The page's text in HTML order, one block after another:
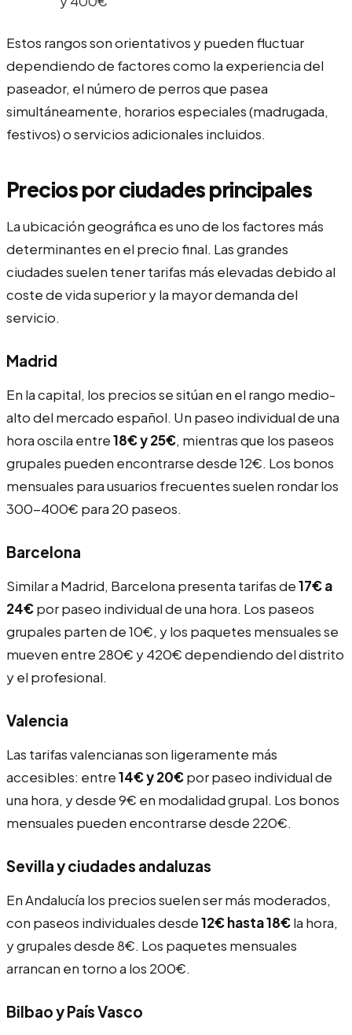
Estos rangos son orientativos y pueden fluctuar
dependiendo de factores como la experiencia del
paseador, el número de perros que pasea
simultáneamente, horarios especiales (madrugada,
festivos) o servicios adicionales incluidos.
Precios por ciudades principales
La ubicación geográfica es uno de los factores más
determinantes en el precio final. Las grandes
ciudades suelen tener tarifas más elevadas debido al
coste de vida superior y la mayor demanda del
servicio.
Madrid
En la capital, los precios se sitúan en el rango medio-
alto del mercado español. Un paseo individual de una
hora oscila entre18€ y 25€, mientras que los paseos
grupales pueden encontrarse desde 12€. Los bonos
mensuales para usuarios frecuentes suelen rondar los
300-400€ para 20 paseos.
Barcelona
Similar a Madrid, Barcelona presenta tarifas de17€ a
24€por paseo individual de una hora. Los paseos
grupales parten de 10€, y los paquetes mensuales se
mueven entre 280€ y 420€ dependiendo del distrito
y el profesional.
Valencia
Las tarifas valencianas son ligeramente más
accesibles: entre14€ y 20€por paseo individual de
una hora, y desde 9€ en modalidad grupal. Los bonos
mensuales pueden encontrarse desde 220€.
Sevilla y ciudades andaluzas
En Andalucía los precios suelen ser más moderados,
con paseos individuales desde12€ hasta 18€la hora,
y grupales desde 8€. Los paquetes mensuales
arrancan en torno a los 200€.
Bilbao y País Vasco